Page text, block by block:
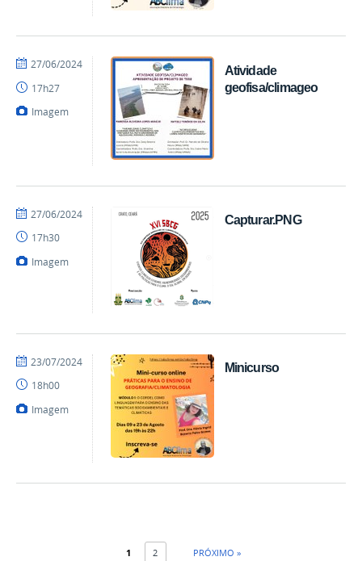
Atividade
geofisa/climageo
por
publicado
27/06/2024
17h27
Imagem
Capturar.PNG
por
publicado
27/06/2024
17h30
Imagem
Minicurso
por
publicado
23/07/2024
18h00
Imagem
1 2 PRÓXIMO »